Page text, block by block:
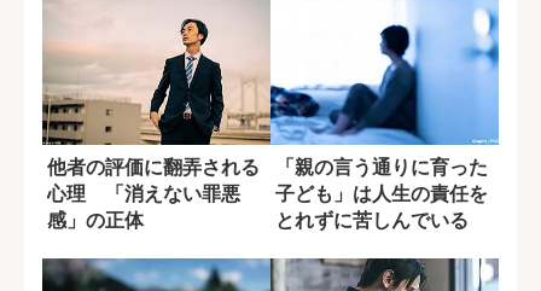
他者の評価に翻弄される
心理 「消えない罪悪
感」の正体
「親の言う通りに育った
子ども」は人生の責任を
とれずに苦しんでいる